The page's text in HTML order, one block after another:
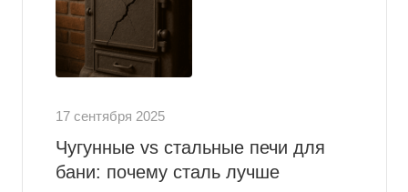
17 сентября 2025
Чугунные vs стальные печи для
бани: почему сталь лучше